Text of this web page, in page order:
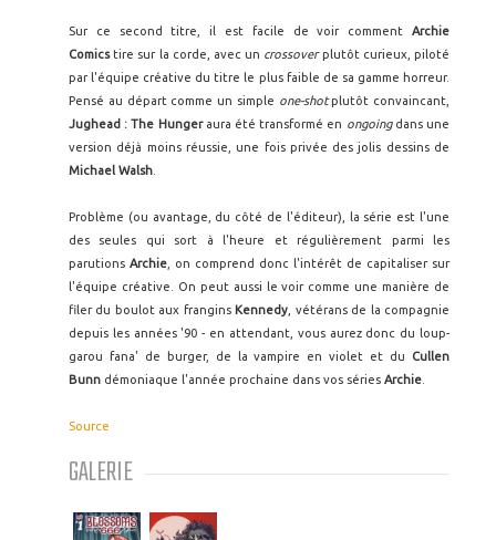
Sur ce second titre, il est facile de voir comment Archie
Comicstire sur la corde, avec un crossoverplutôt curieux, piloté
par l'équipe créative du titre le plus faible de sa gamme horreur.
Pensé au départ comme un simple one-shotplutôt convaincant,
Jughead : The Hungeraura été transformé en ongoingdans une
version déjà moins réussie, une fois privée des jolis dessins de
Michael Walsh
Problème (ou avantage, du côté de l'éditeur), la série est l'une
des seules qui sort à l'heure et régulièrement parmi les
parutions Archie , on comprend donc l'intérêt de capitaliser sur
l'équipe créative. On peut aussi le voir comme une manière de
filer du boulot aux frangins Kennedy , vétérans de la compagnie
depuis les années '90 - en attendant, vous aurez donc du loup-
garou fana' de burger, de la vampire en violet et du Cullen
Bunn démoniaque l'année prochaine dans vos séries Archie
Source
GALERIE